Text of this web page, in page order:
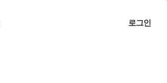
로그인